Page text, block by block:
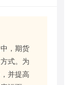
，期货
式。为
并提高